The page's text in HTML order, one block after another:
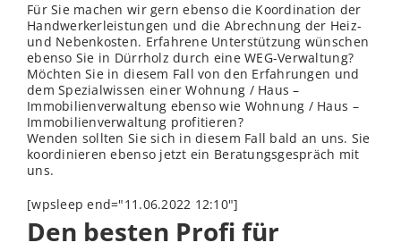
Für Sie machen wir gern ebenso die Koordination der
Handwerkerleistungen und die Abrechnung der Heiz-
und Nebenkosten. Erfahrene Unterstützung wünschen
ebenso Sie in Dürrholz durch eine WEG-Verwaltung?
Möchten Sie in diesem Fall von den Erfahrungen und
dem Spezialwissen einer Wohnung / Haus –
Immobilienverwaltung ebenso wie Wohnung / Haus –
Immobilienverwaltung profitieren?
Wenden sollten Sie sich in diesem Fall bald an uns. Sie
koordinieren ebenso jetzt ein Beratungsgespräch mit
uns.
[wpsleep end="11.06.2022 12:10"]
Den besten Profi für